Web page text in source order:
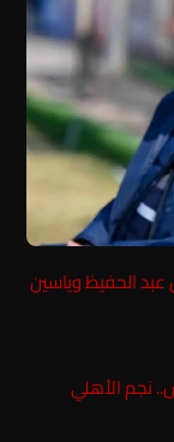
عبد الحفيظ وياسين
التتش.. نجم الأهلي